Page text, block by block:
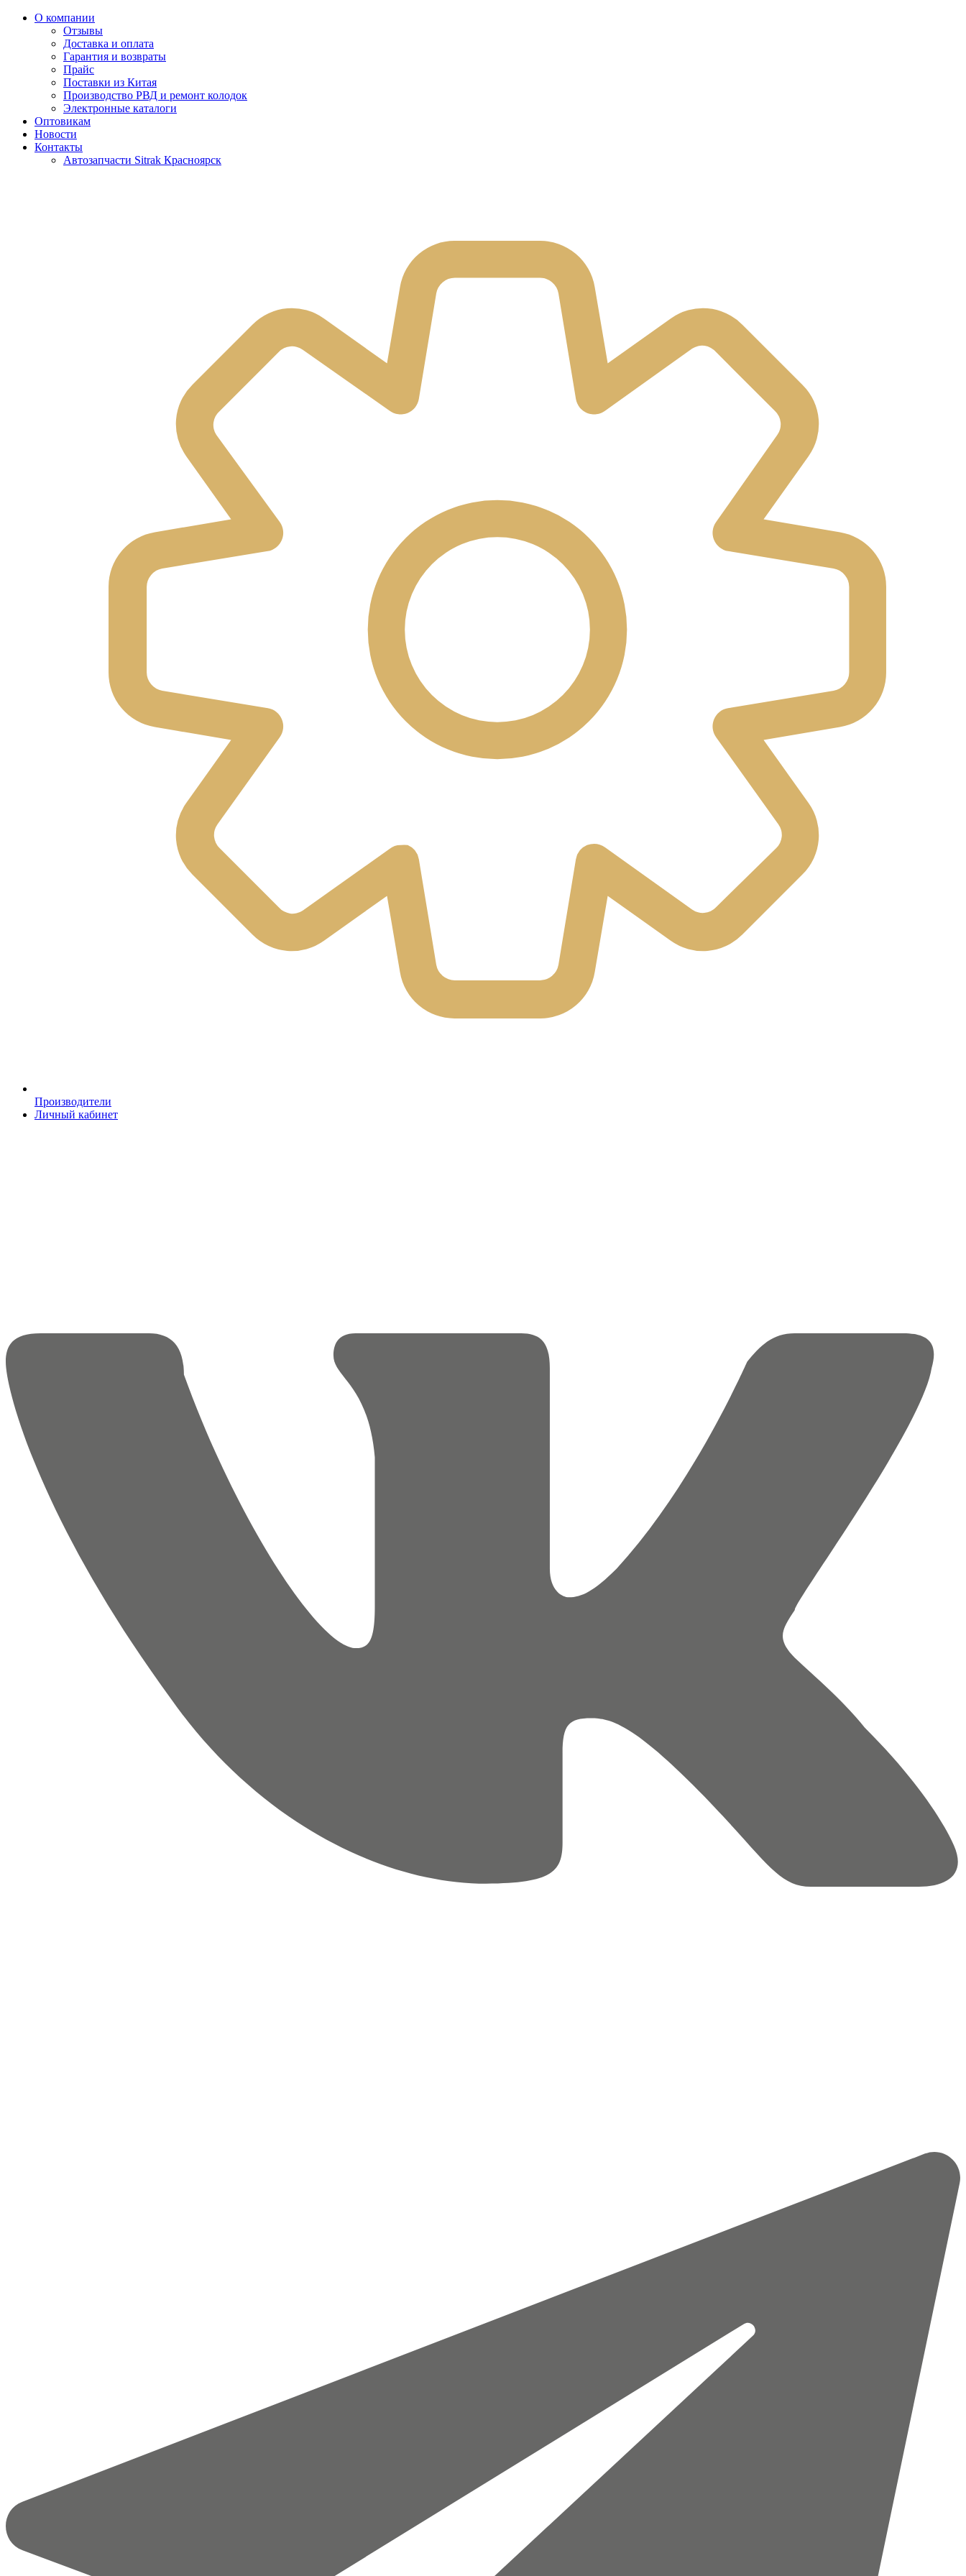
О компании
Отзывы
Доставка и оплата
Гарантия и возвраты
Прайс
Поставки из Китая
Производство РВД и ремонт колодок
Электронные каталоги
Оптовикам
Новости
Контакты
Автозапчасти Sitrak Красноярск
Производители
Личный кабинет